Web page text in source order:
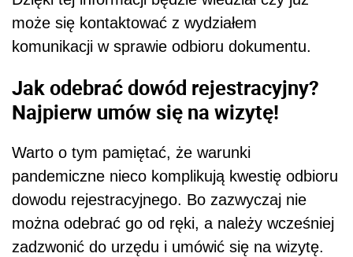
może się kontaktować z wydziałem
komunikacji w sprawie odbioru dokumentu.
Jak odebrać dowód rejestracyjny?
Najpierw umów się na wizytę!
Warto o tym pamiętać, że warunki
pandemiczne nieco komplikują kwestię odbioru
dowodu rejestracyjnego. Bo zazwyczaj nie
można odebrać go od ręki, a należy wcześniej
zadzwonić do urzędu i umówić się na wizytę.